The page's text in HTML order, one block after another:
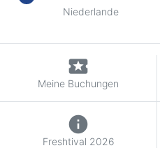
Niederlande
local_activity
Meine Buchungen
info
Freshtival 2026